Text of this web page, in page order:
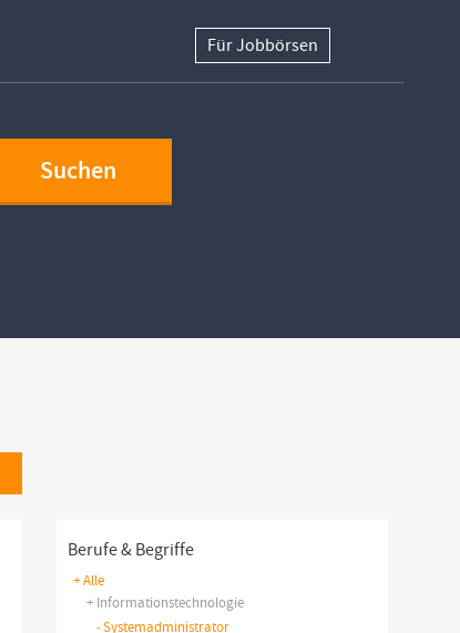
Für Jobbörsen
Berufe & Begriffe
+ Alle
+ Informationstechnologie
-Systemadministrator